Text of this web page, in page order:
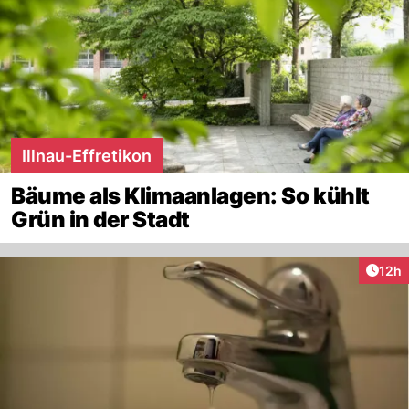
Illnau-Effretikon
Bäume als Klimaanlagen: So kühlt
Grün in der Stadt
12h